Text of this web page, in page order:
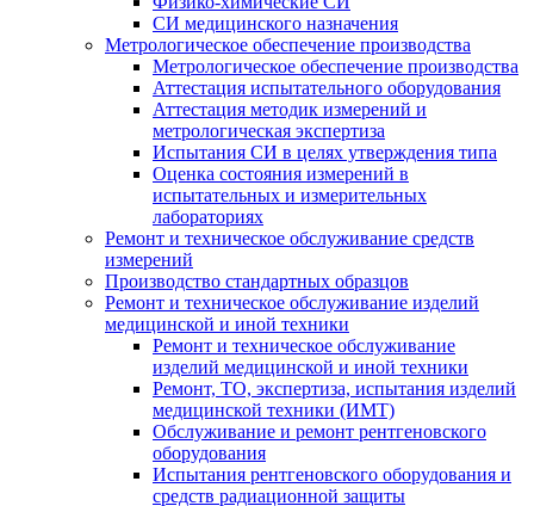
СИ медицинского назначения
Метрологическое обеспечение производства
Метрологическое обеспечение производства
Аттестация испытательного оборудования
Аттестация методик измерений и
метрологическая экспертиза
Испытания СИ в целях утверждения типа
Оценка состояния измерений в
испытательных и измерительных
лабораториях
Ремонт и техническое обслуживание средств
измерений
Производство стандартных образцов
Ремонт и техническое обслуживание изделий
медицинской и иной техники
Ремонт и техническое обслуживание
изделий медицинской и иной техники
Ремонт, ТО, экспертиза, испытания изделий
медицинской техники (ИМТ)
Обслуживание и ремонт рентгеновского
оборудования
Испытания рентгеновского оборудования и
средств радиационной защиты